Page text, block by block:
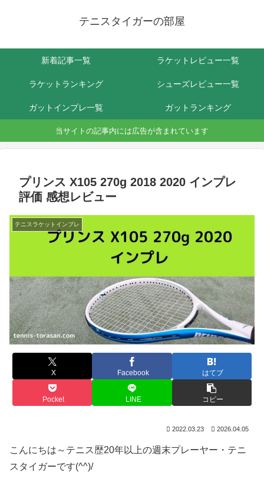
テニスタイガーの部屋
新着記事一覧 ラケットレビュー一覧
ラケットランキング シューズレビュー一覧
ガットインプレ一覧 ガットランキング
当サイトの記事内には広告が含まれています
プリンス X105 270g 2018 2020 インプレ
評価 感想レビュー
テニスラケットインプレ
X Facebook はてブ
Pocket LINE コピー
2022.03.23 2026.04.05
こんにちは～テニス歴20年以上の週末プレーヤー・テニ
スタイガーです(^^)/